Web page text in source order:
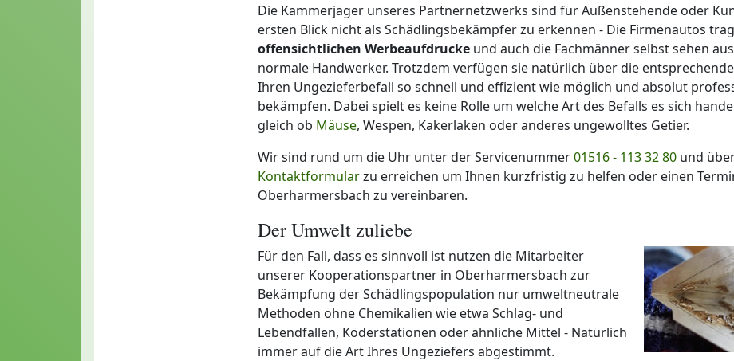
Die Kammerjäger unseres Partnernetzwerks sind für Außenstehende oder
ersten Blick nicht als Schädlingsbekämpfer zu erkennen - Die Firmenautos
offensichtlichen Werbeaufdruckeund auch die Fachmänner selbst sehen
normale Handwerker. Trotzdem verfügen sie natürlich über die
Ihren Ungezieferbefall so schnell und effizient wie möglich und absolut
bekämpfen. Dabei spielt es keine Rolle um welche Art des Befalls es sich
gleich ob Mäuse, Wespen, Kakerlaken oder anderes ungewolltes Getier.
Wir sind rund um die Uhr unter der Servicenummer01516 - 113 32 80und
Kontaktformularzu erreichen um Ihnen kurzfristig zu helfen oder einen
Oberharmersbach zu vereinbaren.
Der Umwelt zuliebe
Für den Fall, dass es sinnvoll ist nutzen die Mitarbeiter
unserer Kooperationspartner in Oberharmersbach zur
Bekämpfung der Schädlingspopulation nur umweltneutrale
Methoden ohne Chemikalien wie etwa Schlag- und
Lebendfallen, Köderstationen oder ähnliche Mittel - Natürlich
immer auf die Art Ihres Ungeziefers abgestimmt.